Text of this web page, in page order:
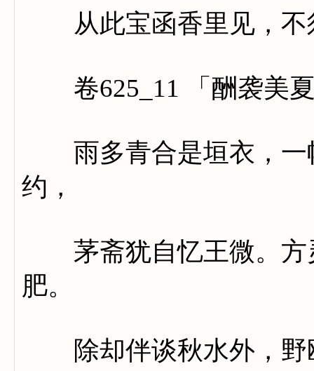
从此宝函香里见，不
卷625_11 「酬袭美夏
雨多青合是垣衣，一
约，
茅斋犹自忆王微。方
肥。
除却伴谈秋水外，野